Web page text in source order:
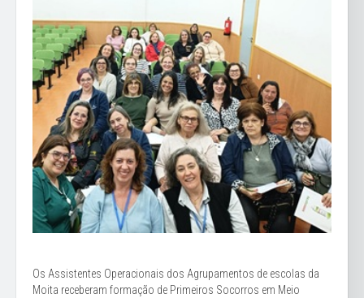
Os Assistentes Operacionais dos Agrupamentos de escolas da
Moita receberam formação de Primeiros Socorros em Meio